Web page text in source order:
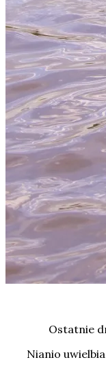
Ostatnie
Nianio